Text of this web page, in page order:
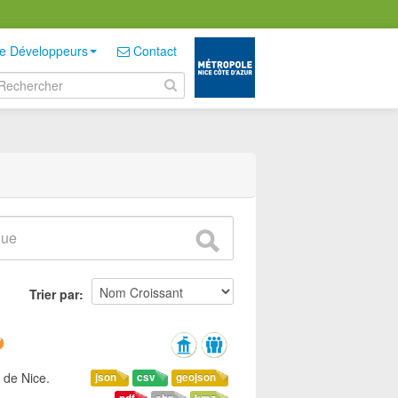
Développeurs Contact
Trier par
geojson
csv
json
Nice.